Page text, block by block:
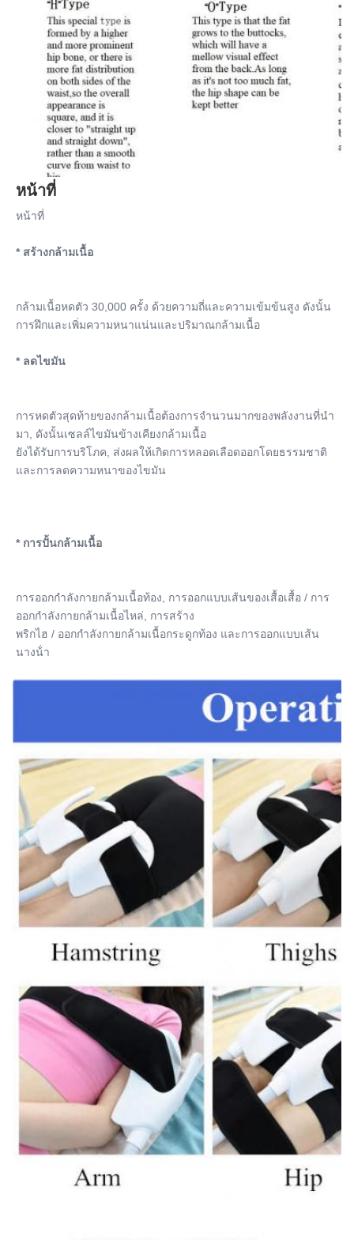
หน้าที่
หน้าที่
* สร้างกล้ามเนื้อ
กล้ามเนื้อหดตัว 30,000 ครั้ง ด้วยความถี่และความเข้มข้นสูง ดังนั้น
การฝึกและเพิ่มความหนาแน่นและปริมาณกล้ามเนื้อ
* ลดไขมัน
การหดตัวสุดท้ายของกล้ามเนื้อต้องการจํานวนมากของพลังงานที่นํา
มา, ดังนั้นเซลล์ไขมันข้างเคียงกล้ามเนื้อ
ยังได้รับการบริโภค, ส่งผลให้เกิดการหลอดเลือดออกโดยธรรมชาติ
และการลดความหนาของไขมัน
* การปั้นกล้ามเนื้อ
การออกกําลังกายกล้ามเนื้อท้อง, การออกแบบเส้นของเสื้อเสื้อ / การ
ออกกําลังกายกล้ามเนื้อไหล่, การสร้าง
พริกไฮ / ออกกําลังกายกล้ามเนื้อกระดูกท้อง และการออกแบบเส้น
นางน้ํา